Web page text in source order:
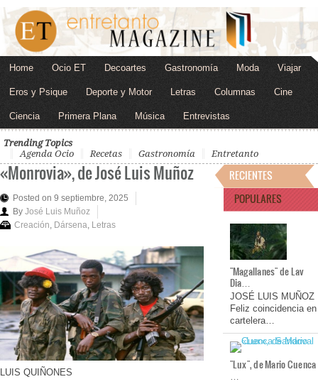
Home Ocio ET Decoartes Gastronomía Moda Viajar
Eros y Psique Deporte y Motor Letras Columnas Cine
Ciencia Primera Plana Música Entrevistas
Trending Topics
Agenda Ocio
Recetas Gastronomía Entretanto
«Monrovia», de José Luis Muñoz
Posted on 9 septiembre, 2025
By José Luis Muñoz
Creación Dársena Letras
LUIS QUIÑONES
RECIENTES
POPULARES
"Magallanes" de Lav
Dia…
JOSÉ LUIS MUÑOZ
Feliz coincidencia en
cartelera…
"Lux", de Mario Cuenca
…